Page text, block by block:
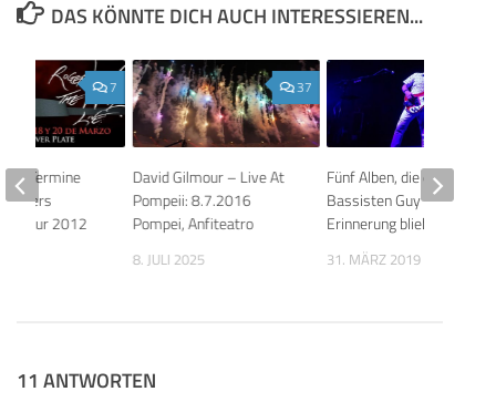
DAS KÖNNTE DICH AUCH INTERESSIEREN...
37
David Gilmour – Live At
Pompeii: 8.7.2016
Pompei, Anfiteatro
8. JULI 2025
Fünf Alben, die dem
Bassisten Guy Pratt in
Erinnerung blieben!
31. MÄRZ 2019
7
Termine
Waters
Tour 2012
11 ANTWORTEN